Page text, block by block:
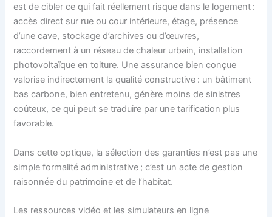
est de cibler ce qui fait réellement risque dans le logement :
accès direct sur rue ou cour intérieure, étage, présence
d’une cave, stockage d’archives ou d’œuvres,
raccordement à un réseau de chaleur urbain, installation
photovoltaïque en toiture. Une assurance bien conçue
valorise indirectement la qualité constructive : un bâtiment
bas carbone, bien entretenu, génère moins de sinistres
coûteux, ce qui peut se traduire par une tarification plus
favorable.
Dans cette optique, la sélection des garanties n’est pas une
simple formalité administrative ; c’est un acte de gestion
raisonnée du patrimoine et de l’habitat.
Les ressources vidéo et les simulateurs en ligne